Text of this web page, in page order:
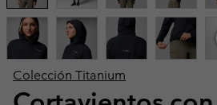
Colección Titanium